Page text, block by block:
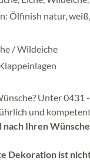
Ölfinish natur,
/ Wildeiche
Unter
und
nach Ihren
Dekoration ist